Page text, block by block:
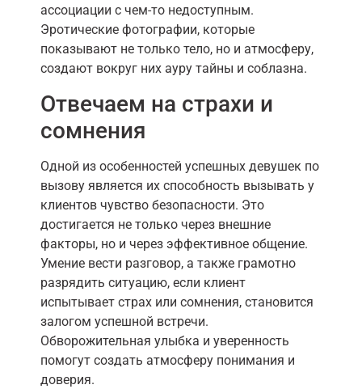
ассоциации с чем-то недоступным.
Эротические фотографии, которые
показывают не только тело, но и атмосферу,
создают вокруг них ауру тайны и соблазна.
Отвечаем на страхи и
сомнения
Одной из особенностей успешных девушек по
вызову является их способность вызывать у
клиентов чувство безопасности. Это
достигается не только через внешние
факторы, но и через эффективное общение.
Умение вести разговор, а также грамотно
разрядить ситуацию, если клиент
испытывает страх или сомнения, становится
залогом успешной встречи.
Обворожительная улыбка и уверенность
помогут создать атмосферу понимания и
доверия.